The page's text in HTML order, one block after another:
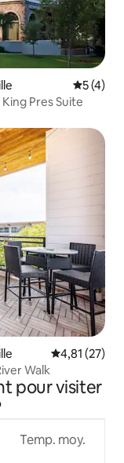
5 (4)
Pres Suite
Évaluation
4,81 (27)
Walk
pour visiter
Temp. moy.